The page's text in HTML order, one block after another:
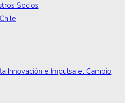
Socios
Innovación e Impulsa el Cambio